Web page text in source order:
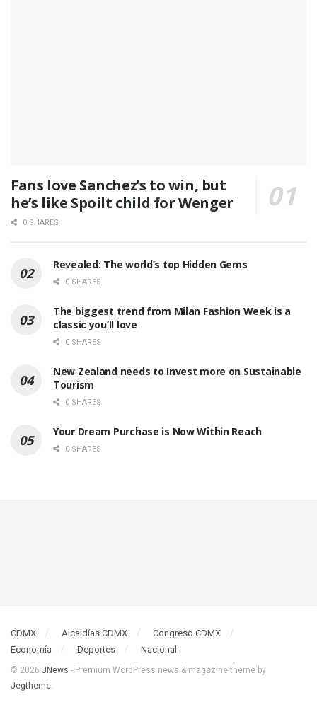
Fans love Sanchez’s to win, but
he’s like Spoilt child for Wenger
0 SHARES
Revealed: The world’s top Hidden Gems
0 SHARES
The biggest trend from Milan Fashion Week is a
classic you’ll love
0 SHARES
New Zealand needs to Invest more on Sustainable
Tourism
0 SHARES
Your Dream Purchase is Now Within Reach
0 SHARES
CDMX Alcaldías CDMX
Congreso CDMX
Economía
Deportes Nacional
© 2026 JNews - Premium WordPress news & magazine theme by
Jegtheme.